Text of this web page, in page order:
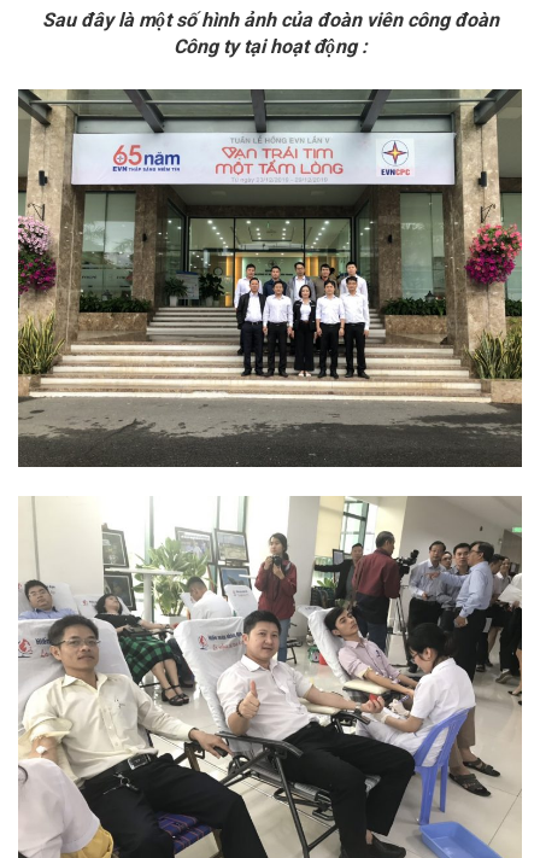
Sau đây là một số hình ảnh của đoàn viên công đoàn
Công ty tại hoạt động :